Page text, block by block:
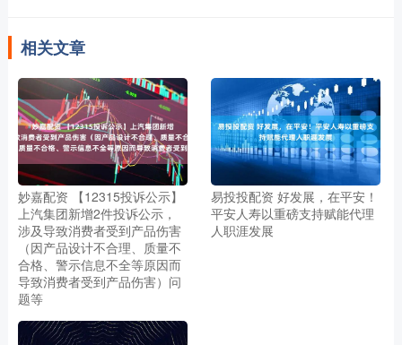
相关文章
妙嘉配资 【12315投诉公示】
上汽集团新增2件投诉公示，
涉及导致消费者受到产品伤害
（因产品设计不合理、质量不
合格、警示信息不全等原因而
导致消费者受到产品伤害）问
题等
易投投配资 好发展，在平安！
平安人寿以重磅支持赋能代理
人职涯发展